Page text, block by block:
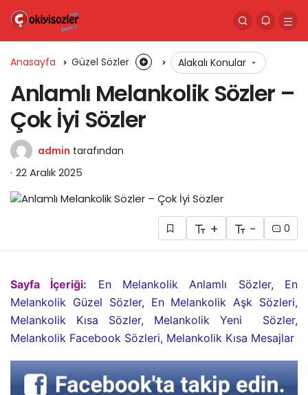
Anasayfa Güzel Sözler Alakalı Konular
Anlamlı Melankolik Sözler –
Çok İyi Sözler
admin tarafından
22 Aralık 2025
+ - 0
Sayfa İçeriği:
En Melankolik Anlamlı Sözler, En
Melankolik Güzel Sözler, En Melankolik Aşk Sözleri,
Melankolik Kısa Sözler, Melankolik Yeni Sözler,
Melankolik Facebook Sözleri, Melankolik Kısa Mesajlar